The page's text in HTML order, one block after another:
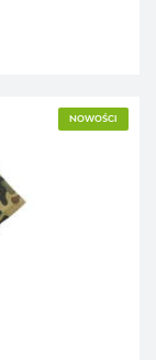
NOWOŚCI